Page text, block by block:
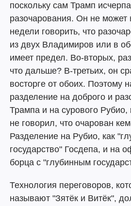
поскольку сам Трамп
разочарования. Он не
недели говорить, что
из двух Владимиров или в
имеет предел. Во-вторых,
что дальше? В-третьих, он
восторге от обоих. Поэтому
разделение на доброго и
Трампа и на сурового Рубио,
не говорил, что очарован
Разделение на Рубио, как
государство" Госдепа, и на
борца с "глубинным
Технология переговоров,
называют "Зятёк и Витёк",